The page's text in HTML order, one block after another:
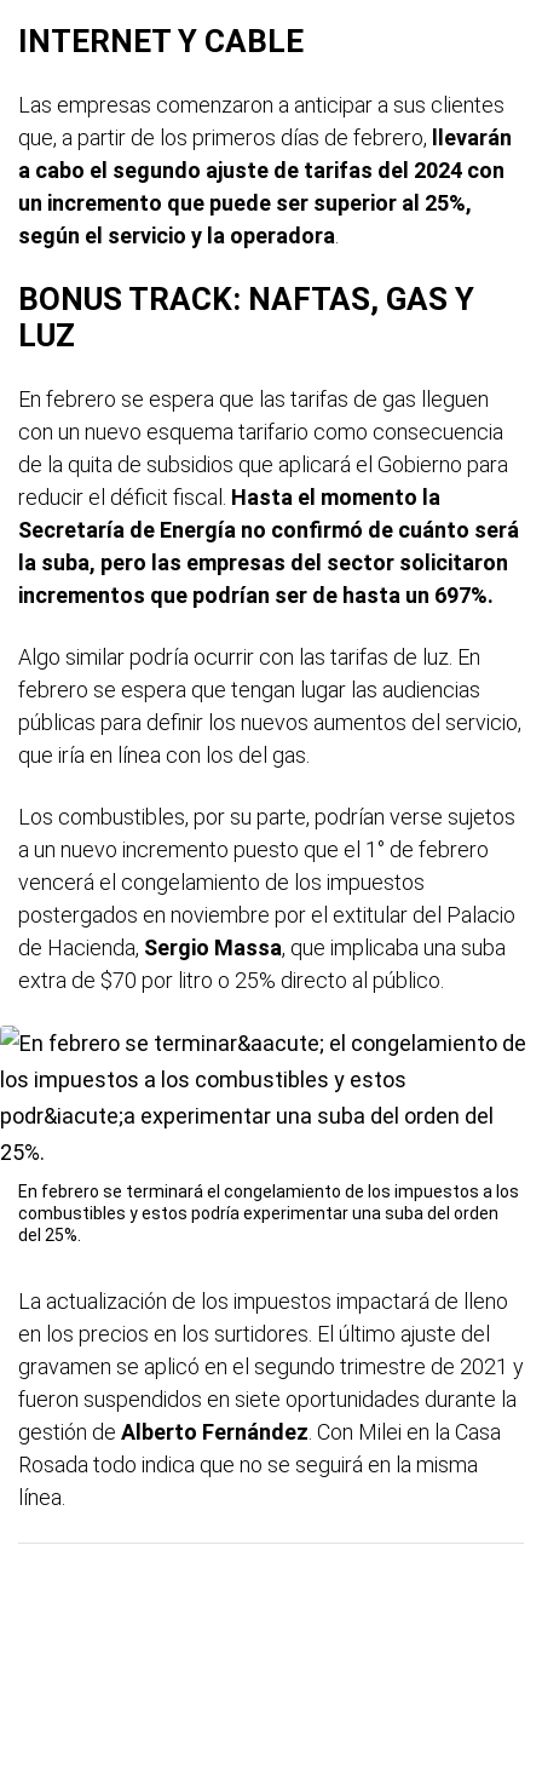
INTERNET Y CABLE
Las empresas comenzaron a anticipar a sus clientes
que, a partir de los primeros días de febrero,
llevarán
a cabo el segundo ajuste de tarifas del 2024 con
un incremento que puede ser superior al 25%,
según el servicio y la operadora
BONUS TRACK: NAFTAS, GAS Y
LUZ
En febrero se espera que las tarifas de gas lleguen
con un nuevo esquema tarifario como consecuencia
de la quita de subsidios que aplicará el Gobierno para
reducir el déficit fiscal. Hasta el momento la
Secretaría de Energía no confirmó de cuánto será
la suba, pero las empresas del sector solicitaron
incrementos que podrían ser de hasta un 697%.
Algo similar podría ocurrir con las tarifas de luz. En
febrero se espera que tengan lugar las audiencias
públicas para definir los nuevos aumentos del servicio,
que iría en línea con los del gas.
Los combustibles, por su parte, podrían verse sujetos
a un nuevo incremento puesto que el 1° de febrero
vencerá el congelamiento de los impuestos
postergados en noviembre por el extitular del Palacio
de Hacienda, Sergio Massa, que implicaba una suba
extra de $70 por litro o 25% directo al público.
En febrero se terminará el congelamiento de los impuestos a los
combustibles y estos podría experimentar una suba del orden
del 25%.
La actualización de los impuestos impactará de lleno
en los precios en los surtidores. El último ajuste del
gravamen se aplicó en el segundo trimestre de 2021 y
fueron suspendidos en siete oportunidades durante la
gestión de Alberto Fernández . Con Milei en la Casa
Rosada todo indica que no se seguirá en la misma
línea.